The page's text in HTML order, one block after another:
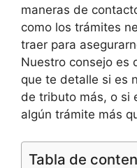
maneras de
como los trámites
traer para
Nuestro consejo es
que te detalle si es
de tributo más, o si
algún trámite más
Tabla de